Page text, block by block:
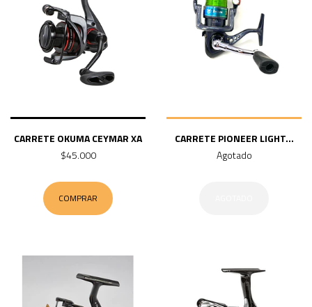
CARRETE OKUMA CEYMAR XA
$45.000
COMPRAR
CARRETE PIONEER LIGHT...
Agotado